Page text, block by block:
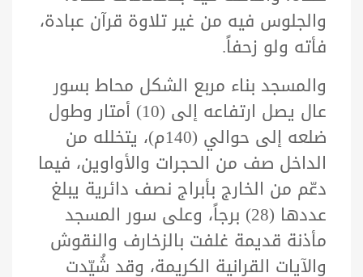
والجلوس فيه من غير تلاوة قرآن عبادة،
فأته ولو زحفاً.
والمسجد بناء مربع الشكل محاط بسور
عال يصل ارتفاعه إلى (10) أمتار وطول
ضلعه إلى حوالي (140م)، يتخلله من
الداخل صف من الحجرات والأواوين، فيما
دعّم من الخارج بأبراج نصف دائرية يبلغ
عددها (28) برجاً، وعلى سور المسجد
مأذنة قديمة غلفت بالزخارف والنقوش
والآيات القرانية الكريمة، وقد شُيّدت